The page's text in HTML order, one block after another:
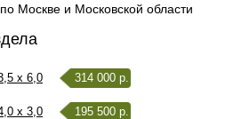
Москве и Московской области
x 6,0 314 000 р.
x 3,0 195 500 р.